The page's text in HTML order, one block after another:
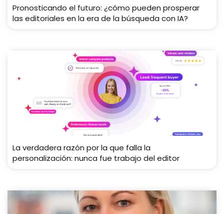
Pronosticando el futuro: ¿cómo pueden prosperar
las editoriales en la era de la búsqueda con IA?
La verdadera razón por la que falla la
personalización: nunca fue trabajo del editor